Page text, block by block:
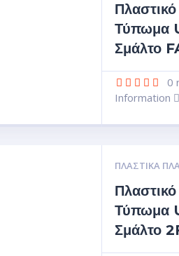
Τύπωμα
Σμάλτο
0
Information
ΠΛΑΣΤΙΚΆ
Τύπωμα
Σμάλτο